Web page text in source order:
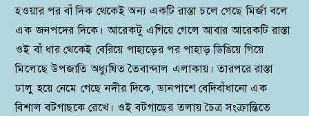
হওয়ার পর বাঁ দিক থেকেই অন্য একটি রাস্তা চলে গেছে মির্জা বলে
এক জনপদের দিকে। আরেকটু এগিয়ে গেলে আবার আরেকটি রাস্তা
ওই বাঁ ধার থেকেই বেরিয়ে পাহাড়ের পর পাহাড় ডিঙিয়ে গিয়ে
মিলেছে উপজাতি অধ্যুষিত তৈবান্দাল এলাকায়। তারপরে রাস্তা
ঢালু হয়ে নেমে গেছে নদীর দিকে, ডানপাশে বেদিবাঁধানো এক
বিশাল বটগাছকে রেখে। ওই বটগাছের তলায় চৈত্র সংক্রান্তিতে